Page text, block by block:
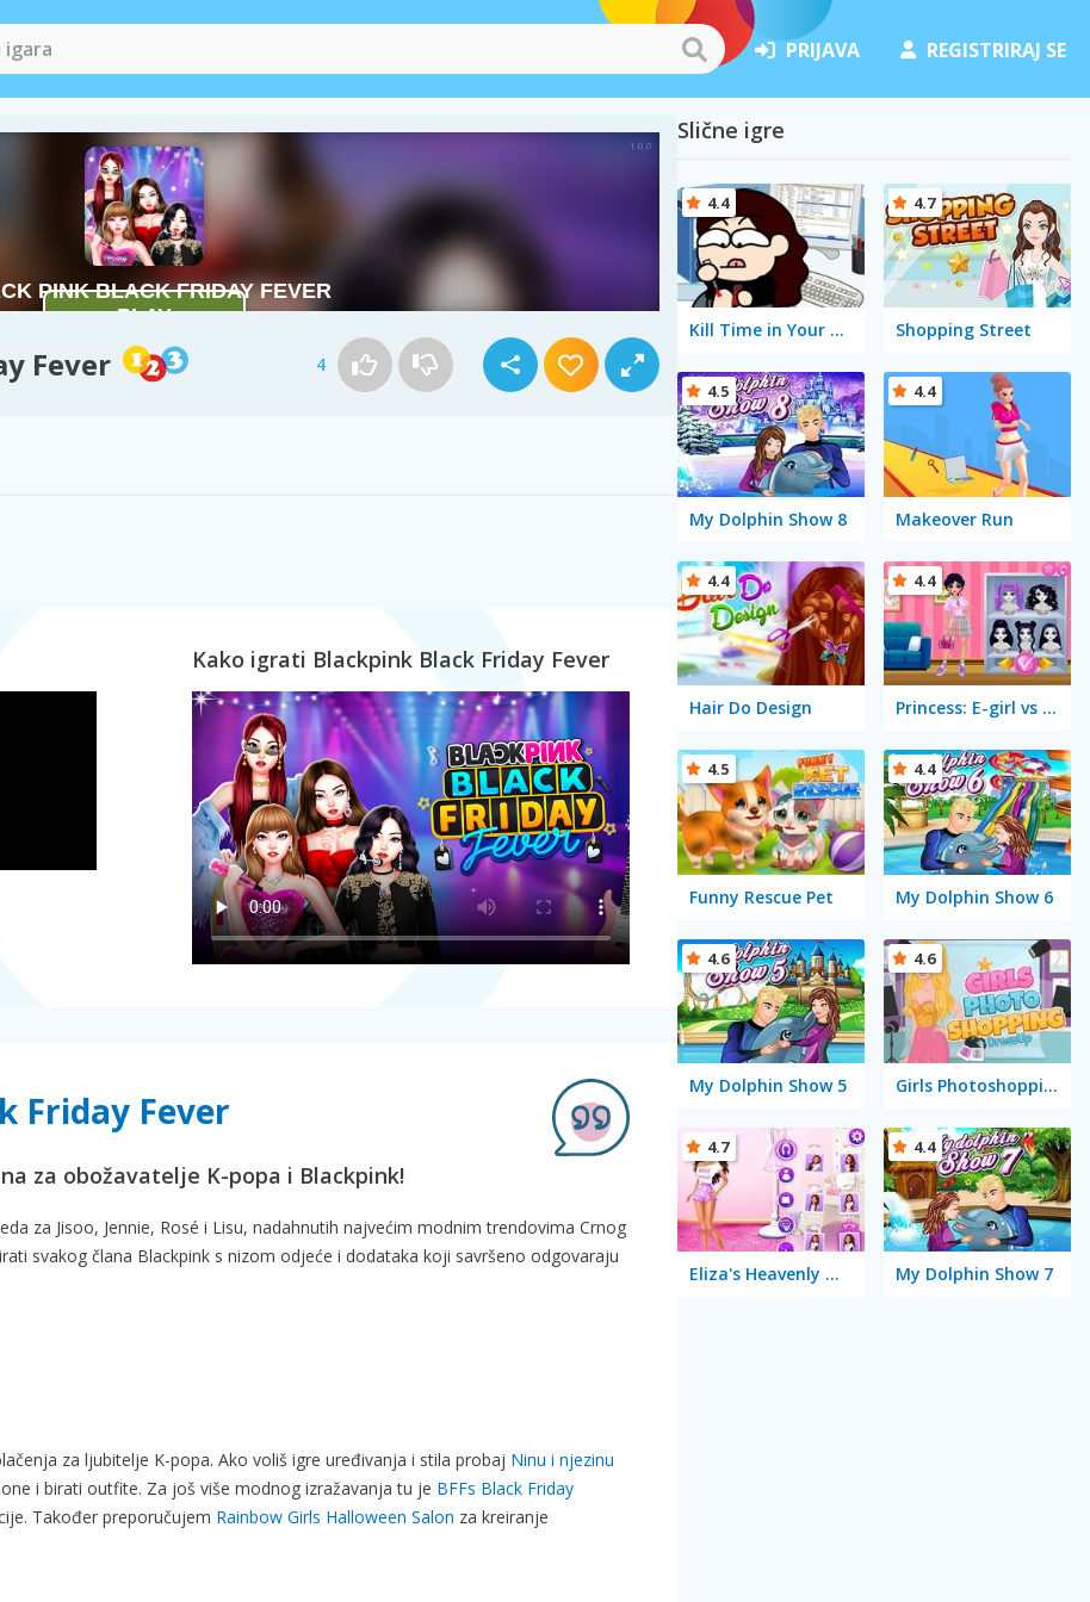
PRIJAVA REGISTRIRAJ SE
Fever 4
Kako igrati Blackpink Black Friday Fever
Friday Fever
za obožavatelje K-popa i Blackpink!
za Jisoo, Jennie, Rosé i Lisu, nadahnutih najvećim modnim trendovima Crnog
svakog člana Blackpink s nizom odjeće i dodataka koji savršeno odgovaraju
za ljubitelje K-popa. Ako voliš igre uređivanja i stila probaj Ninu i njezinu
i birati outfite. Za još više modnog izražavanja tu je BFFs Black Friday
Također preporučujem Rainbow Girls Halloween Salon za kreiranje
Slične igre
Kill Time in Your Office
4.4
Shopping Street
4.7
My Dolphin Show 8
4.5
Makeover Run
4.4
Hair Do Design
4.4
Princess: E-girl vs Softgirl
4.4
Funny Rescue Pet
4.5
My Dolphin Show 6
4.4
My Dolphin Show 5
4.6
Girls Photoshopping Dressup
4.6
Eliza's Heavenly Wedding
4.7
My Dolphin Show 7
4.4